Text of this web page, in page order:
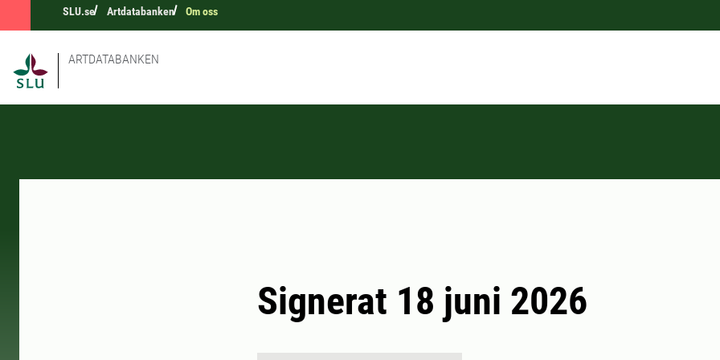
SLU.se Artdatabanken Om oss
ARTDATABANKEN
Signerat 18 juni 2026